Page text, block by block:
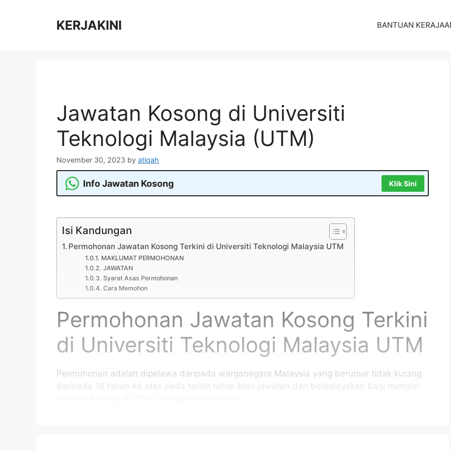
KERJAKINI BANTUAN
Jawatan Kosong di Universiti
Teknologi Malaysia (UTM)
November 30, 2023 by atiqah
Info Jawatan Kosong Klik Sini
Isi Kandungan
Permohonan Jawatan Kosong Terkini di Universiti Teknologi Malaysia UTM
MAKLUMAT PERMOHONAN
JAWATAN
Syarat Asas Permohonan
Cara Memohon
Permohonan Jawatan Kosong Terkini
di Universiti Teknologi Malaysia UTM
Permohonan adalah dipelawa daripada warganegara Malaysia yang berumur tidak kurang
daripada 18 tahun ke atas pada tarikh tutup iklan jawatan dan berkelayakan bagi mengisi